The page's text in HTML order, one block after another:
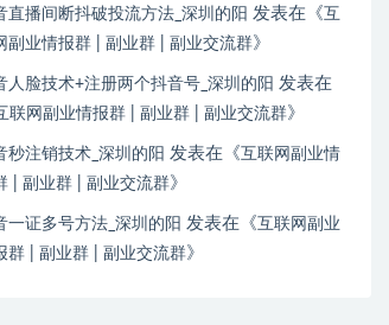
直播间断抖破投流方法_深圳的阳 发表在《互
副业情报群 | 副业群 | 副业交流群》
人脸技术+注册两个抖音号_深圳的阳 发表在
联网副业情报群 | 副业群 | 副业交流群》
秒注销技术_深圳的阳 发表在《互联网副业情
| 副业群 | 副业交流群》
一证多号方法_深圳的阳 发表在《互联网副业
群 | 副业群 | 副业交流群》